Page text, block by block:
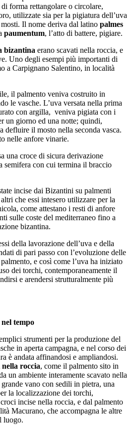
forma rettangolare o circolare,
utilizzate sia per la pigiatura dell’uva
Il nome deriva dal latino palmes
paumentum, l’atto di battere, pigiare.
bizantina erano scavati nella roccia, e
Uno degli esempi più importanti di
a Carpignano Salentino, in località
il palmento veniva costruito in
le vasche. L’uva versata nella prima
con argilla, veniva pigiata con i
un giorno ed una notte; quindi,
defluire il mosto nella seconda vasca.
nelle anfore vinarie.
una croce di sicura derivazione
semifera con cui termina il braccio
incise dai Bizantini su palmenti
che essi intesero utilizzare per la
come attestano i resti di anfore
sulle coste del mediterraneo fino a
bizantina.
della lavorazione dell’uva e della
di pari passo con l’evoluzione delle
e così come l’uva ha iniziato
dei torchi, contemporaneamente il
e arendersi strutturalmente più
tempo
strumenti per la produzione del
in aperta campagna, e nel corso dei
è andata affinandosi e ampliandosi.
roccia, come il palmento sito in
un ambiente interamente scavato nella
vano con sedili in pietra, una
la localizzazione dei torchi,
incise nella roccia, e dal palmento
Macurano, che accompagna le altre
luogo.